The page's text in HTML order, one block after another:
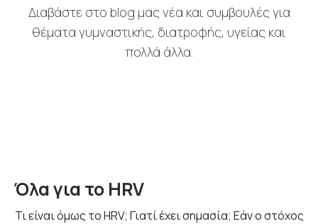
Διαβάστε στο blog μας νέα και συμβουλές για
θέματα γυμναστικής, διατροφής, υγείας και
πολλά άλλα.
Όλα για το HRV
Τι είναι όμως το HRV; Γιατί έχει σημασία; Εάν ο στόχος